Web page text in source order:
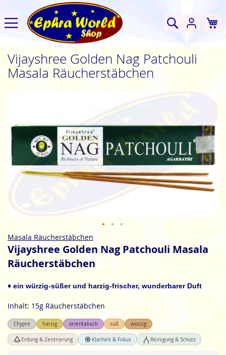
Suche
Vijayshree Golden Nag Patchouli
Masala Räucherstäbchen
Bildgalerie
springen
Zum
Anfang
der
Bildgalerie
Masala Räucherstäbchen
Vijayshree Golden Nag Patchouli Masala
Räucherstäbchen
♦ ein würzig-süßer und harzig-frischer, wunderbarer Duft
Inhalt: 15g Räucherstäbchen
Chypre harzig orientalisch süß würzig
Erdung & Zentrierung Klarheit & Fokus Reinigung & Schutz